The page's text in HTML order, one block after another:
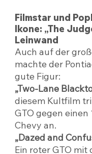
Filmstar und
Ikone: „The
Leinwand
Auch auf der
machte der
gute Figur:
„Two-Lane
diesem Kultfilm
GTO gegen einen
Chevy an.
„Dazed and
Ein roter GTO mit